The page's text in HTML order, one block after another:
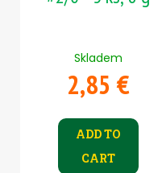
Skladem
2,85 €
ADD TO
CART